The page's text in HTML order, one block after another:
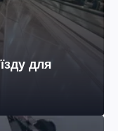
для